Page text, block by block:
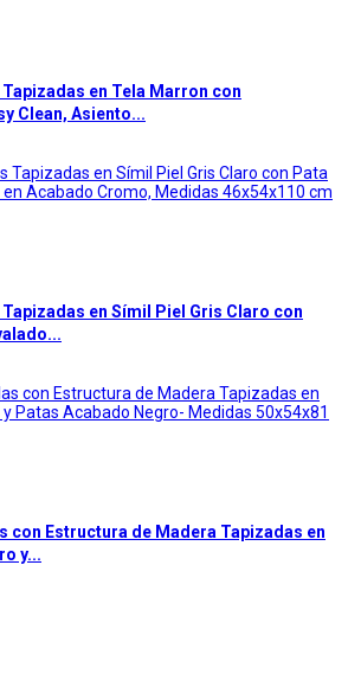
Tapizadas en Tela Marron con
Clean, Asiento...
Tapizadas en Símil Piel Gris Claro con
con Estructura de Madera Tapizadas en
y...